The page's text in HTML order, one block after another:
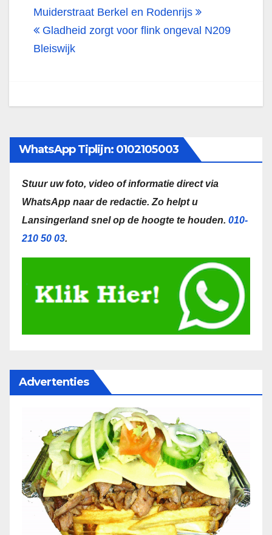
navigatie
Muiderstraat Berkel en Rodenrijs
Gladheid zorgt voor flink ongeval N209
Bleiswijk
WhatsApp Tiplijn: 0102105003
Stuur uw foto, video of informatie direct via
WhatsApp naar de redactie.Zo helpt u
Lansingerland snel op de hoogte te houden. 010-
210 50 03.
Advertenties